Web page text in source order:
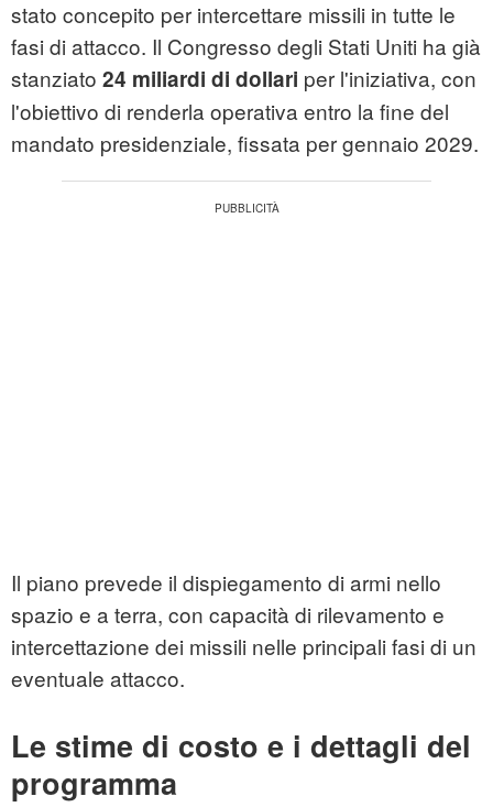
stato concepito per intercettare missili in tutte le
fasi di attacco. Il Congresso degli Stati Uniti ha già
stanziato 24 miliardi di dollari per l'iniziativa, con
l'obiettivo di renderla operativa entro la fine del
mandato presidenziale, fissata per gennaio 2029.
Il piano prevede il dispiegamento di armi nello
spazio e a terra, con capacità di rilevamento e
intercettazione dei missili nelle principali fasi di un
eventuale attacco.
Le stime di costo e i dettagli del
programma